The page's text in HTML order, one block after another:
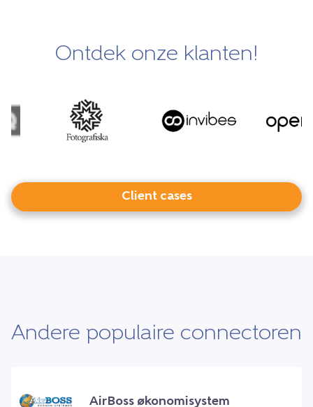
Ontdek onze klanten!
Client cases
Andere populaire connectoren
AirBoss økonomisystem